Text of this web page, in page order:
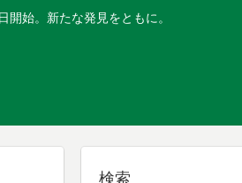
始。新たな発見をともに。
検索